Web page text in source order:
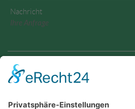
Nachricht
Geben Sie den angezeigten Text ein
Ja, ich habe dieDatenschutzerklärung